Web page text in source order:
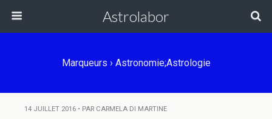
Astrolabor
Marqueurs › Astronomie;Astrologie
14 JUILLET 2016 • PAR CARMELA DI MARTINE